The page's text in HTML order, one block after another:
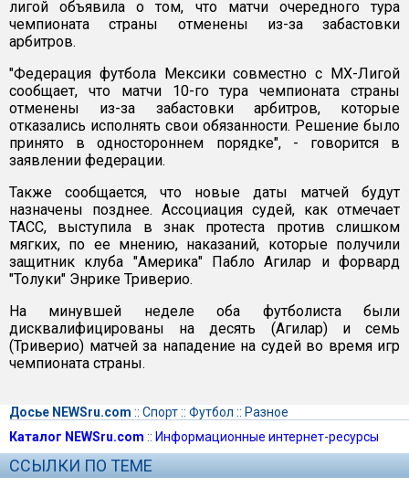
лигой объявила о том, что матчи очередного тура
чемпионата страны отменены из-за забастовки
арбитров.
"Федерация футбола Мексики совместно с МХ-Лигой
сообщает, что матчи 10-го тура чемпионата страны
отменены из-за забастовки арбитров, которые
отказались исполнять свои обязанности. Решение было
принято в одностороннем порядке", - говорится в
заявлении федерации.
Также сообщается, что новые даты матчей будут
назначены позднее. Ассоциация судей, как отмечает
ТАСС, выступила в знак протеста против слишком
мягких, по ее мнению, наказаний, которые получили
защитник клуба "Америка" Пабло Агилар и форвард
"Толуки" Энрике Триверио.
На минувшей неделе оба футболиста были
дисквалифицированы на десять (Агилар) и семь
(Триверио) матчей за нападение на судей во время игр
чемпионата страны.
Досье NEWSru.com :: Спорт:: Футбол :: Разное
Каталог NEWSru.com :: Информационные интернет-ресурсы
ССЫЛКИ ПО ТЕМЕ